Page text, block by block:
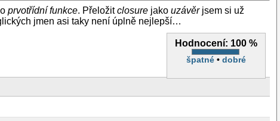
prvotřídní funkce. Přeložitclosure jakouzávěrjsem si už
jmen asi taky není úplně nejlepší…
Hodnocení: 100 %
špatné• dobré